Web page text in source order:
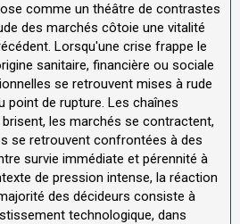
comme un théâtre de contrastes
des marchés côtoie une vitalité
Lorsqu'une crise frappe le
sanitaire, financière ou sociale
se retrouvent mises à rude
point de rupture. Les chaînes
les marchés se contractent,
se retrouvent confrontées à des
survie immédiate et pérennité à
de pression intense, la réaction
des décideurs consiste à
technologique, dans